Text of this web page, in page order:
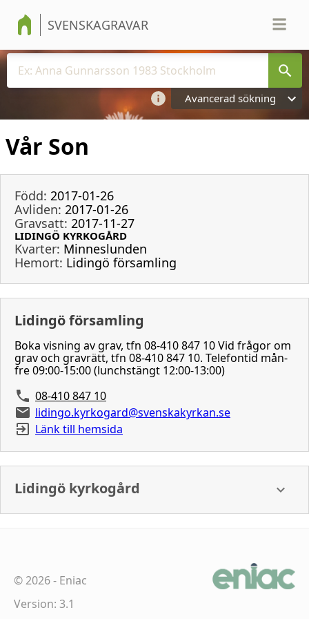
SVENSKAGRAVAR
Avancerad sökning
Vår Son
Född: 2017-01-26
Avliden: 2017-01-26
Gravsatt: 2017-11-27
LIDINGÖ KYRKOGÅRD
Kvarter: Minneslunden
Hemort: Lidingö församling
Lidingö församling
Boka visning av grav, tfn 08-410 847 10 Vid frågor om
grav och gravrätt, tfn 08-410 847 10. Telefontid mån-
fre 09:00-15:00 (lunchstängt 12:00-13:00)
08-410 847 10
lidingo.kyrkogard@svenskakyrkan.se
Länk till hemsida
Lidingö kyrkogård
©2026- Eniac
Version: 3.1